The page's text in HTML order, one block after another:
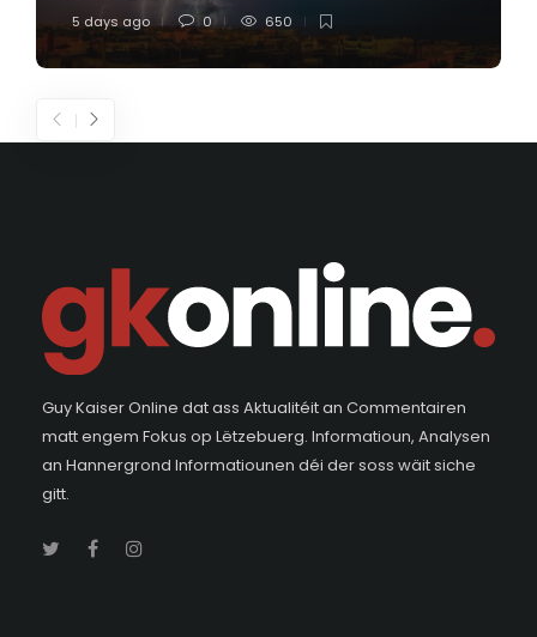
5 days ago 0 650
Guy Kaiser Online dat ass Aktualitéit an Commentairen
matt engem Fokus op Lëtzebuerg. Informatioun, Analysen
an Hannergrond Informatiounen déi der soss wäit siche
gitt.